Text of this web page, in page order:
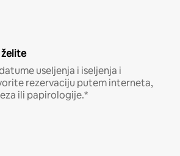
useljenja i iseljenja i
rezervaciju putem interneta,
ili papirologije.*